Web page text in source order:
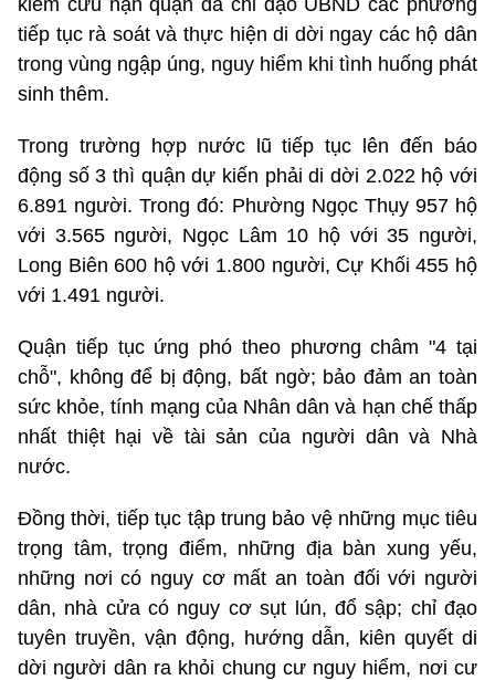
tiếp tục rà soát và thực hiện di dời ngay các hộ dân
trong vùng ngập úng, nguy hiểm khi tình huống phát
sinh thêm.
Trong trường hợp nước lũ tiếp tục lên đến báo
động số 3 thì quận dự kiến phải di dời 2.022 hộ với
6.891 người. Trong đó: Phường Ngọc Thụy 957 hộ
với 3.565 người, Ngọc Lâm 10 hộ với 35 người,
Long Biên 600 hộ với 1.800 người, Cự Khối 455 hộ
với 1.491 người.
Quận tiếp tục ứng phó theo phương châm "4 tại
chỗ", không để bị động, bất ngờ; bảo đảm an toàn
sức khỏe, tính mạng của Nhân dân và hạn chế thấp
nhất thiệt hại về tài sản của người dân và Nhà
nước.
Đồng thời, tiếp tục tập trung bảo vệ những mục tiêu
trọng tâm, trọng điểm, những địa bàn xung yếu,
những nơi có nguy cơ mất an toàn đối với người
dân, nhà cửa có nguy cơ sụt lún, đổ sập; chỉ đạo
tuyên truyền, vận động, hướng dẫn, kiên quyết di
dời người dân ra khỏi chung cư nguy hiểm, nơi cư